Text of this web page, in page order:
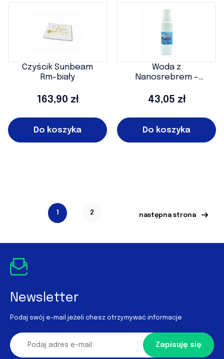
Czyścik Sunbeam
Rm-biały
Cena
163,90 zł
Do koszyka
Woda z
Nanosrebrem –
REC
Cena
43,05 zł
Do koszyka
1 2 następna strona
Newsletter
Podaj swój e-mail jeżeli chesz otrzymywać informacje
Zapisuję się